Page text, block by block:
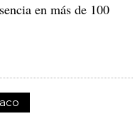
en más de 100